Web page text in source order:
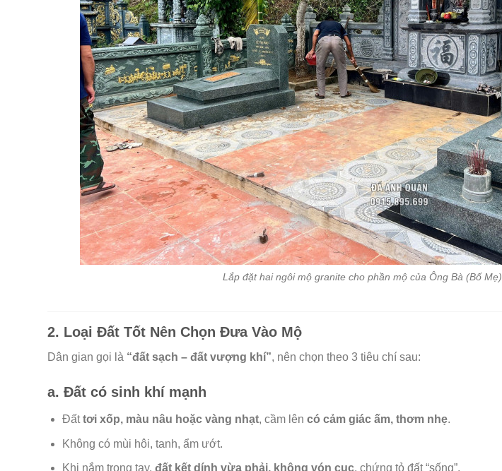
Lắp đặt hai ngôi mộ granite cho phần mộ của Ông Bà (Bố Mẹ)
2. Loại Đất Tốt Nên Chọn Đưa Vào Mộ
Dân gian gọi là “đất sạch – đất vượng khí”, nên chọn theo 3 tiêu chí sau:
a. Đất có sinh khí mạnh
Đấttơi xốp, màu nâu hoặc vàng nhạt, cầm lên có cảm giác ấm, thơm nhẹ.
Không có mùi hôi, tanh, ẩm ướt.
Khi nắm trong tay, đất kết dính vừa phải, không vón cục, chứng tỏ đất “sống”.